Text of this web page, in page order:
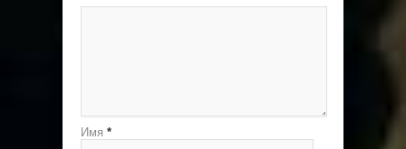
Имя *